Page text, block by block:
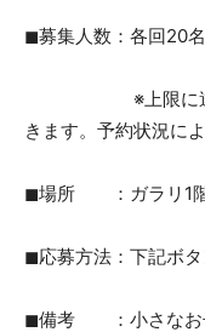
◼︎募集人数：各回20
※上限に達した
きます。予約状況に
◼︎場所 ：ガラリ1
◼︎応募方法：下記ボ
◼︎備考 ：小さなお